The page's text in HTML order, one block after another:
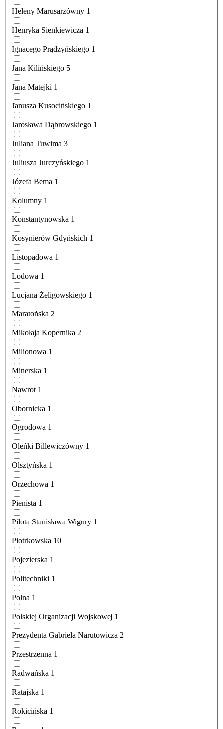
Heleny Marusarzówny 1
Henryka Sienkiewicza 1
Ignacego Prądzyńskiego 1
Jana Kilińskiego 5
Jana Matejki 1
Janusza Kusocińskiego 1
Jarosława Dąbrowskiego 1
Juliana Tuwima 3
Juliusza Jurczyńskiego 1
Józefa Bema 1
Kolumny 1
Konstantynowska 1
Kosynierów Gdyńskich 1
Listopadowa 1
Lodowa 1
Lucjana Żeligowskiego 1
Maratońska 2
Mikołaja Kopernika 2
Milionowa 1
Minerska 1
Nawrot 1
Obornicka 1
Ogrodowa 1
Oleńki Billewiczówny 1
Olsztyńska 1
Orzechowa 1
Pienista 1
Pilota Stanisława Wigury 1
Piotrkowska 10
Pojezierska 1
Politechniki 1
Polna 1
Polskiej Organizacji Wojskowej 1
Prezydenta Gabriela Narutowicza 2
Przestrzenna 1
Radwańska 1
Ratajska 1
Rokicińska 1